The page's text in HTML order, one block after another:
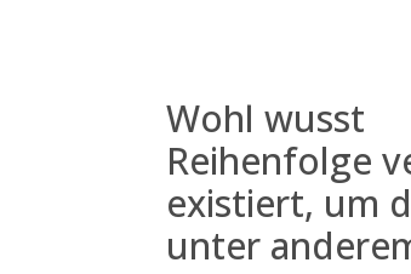
Wohl
Reihenfolge
existiert, um
unter